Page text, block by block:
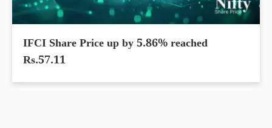
IFCI Share Price up by 5.86% reached
Rs.57.11